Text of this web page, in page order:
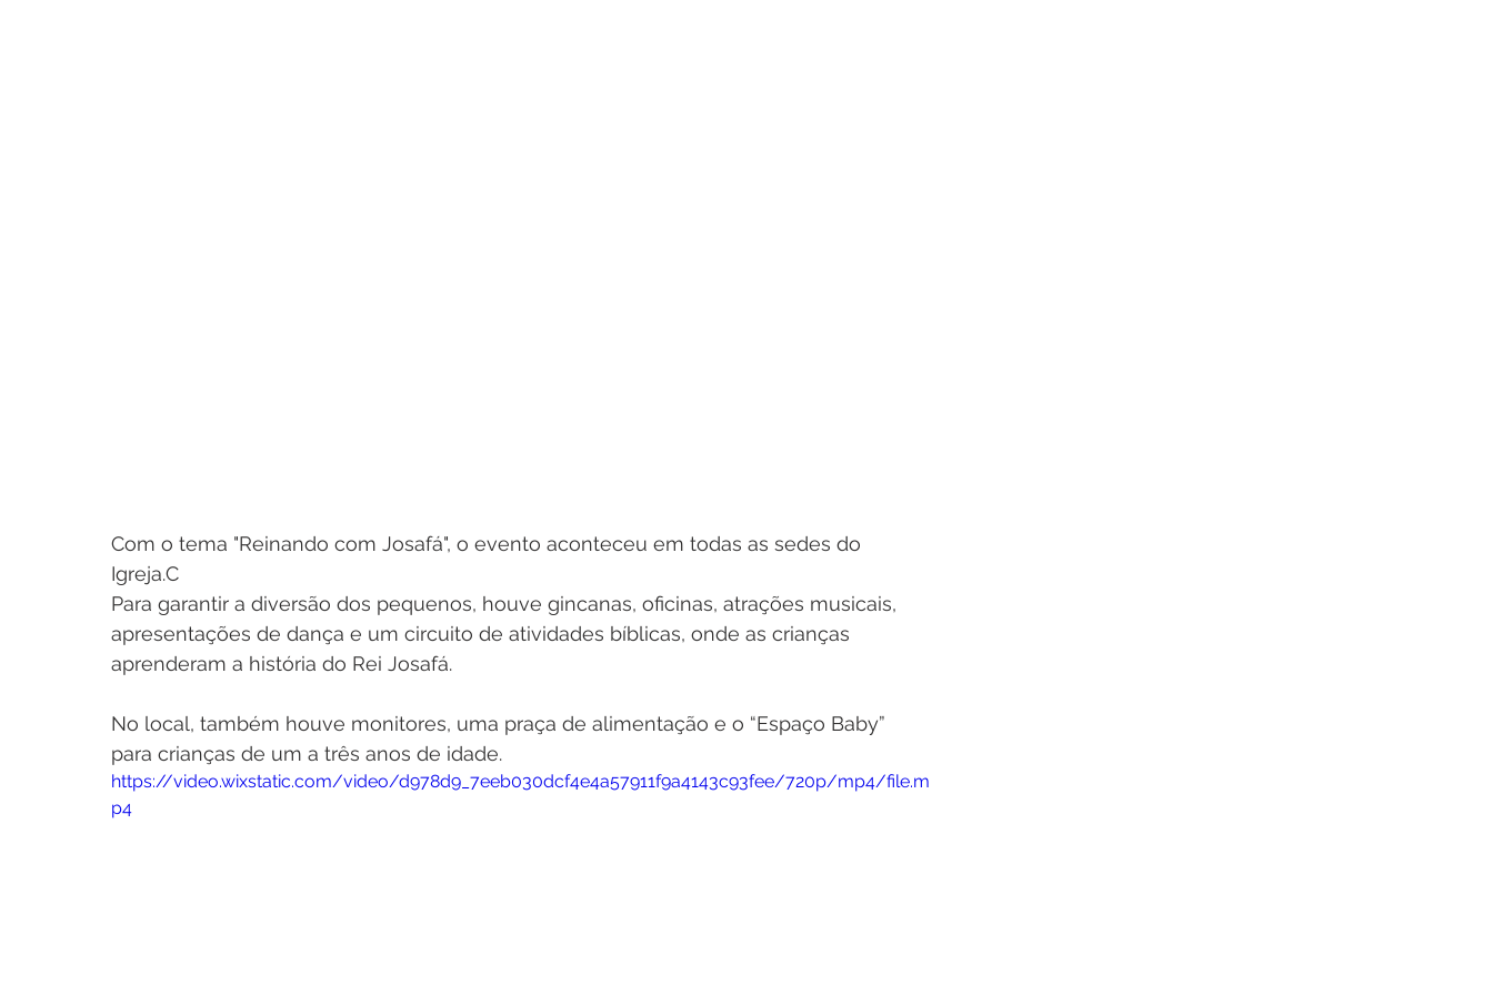
Com o tema "Reinando com Josafá", o evento aconteceu em todas as sedes do
Igreja.C
Para garantir a diversão dos pequenos, houve gincanas, oficinas, atrações musicais,
apresentações de dança e um circuito de atividades bíblicas, onde as crianças
aprenderam a história do Rei Josafá.
No local, também houve monitores, uma praça de alimentação e o “Espaço Baby”
para crianças de um a três anos de idade.
https://video.wixstatic.com/video/d978d9_7eeb030dcf4e4a57911f9a4143c93fee/720p/mp4/file.m
p4